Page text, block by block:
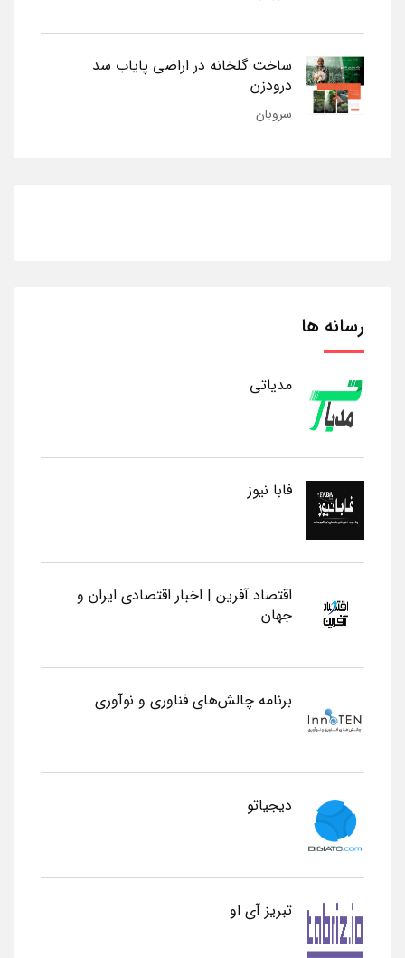
ساخت گلخانه در اراضی پایاب سد
درودزن
سروبان
رسانه ها
مدیاتی
فابا نیوز
اقتصاد آفرین | اخبار اقتصادی ایران و
جهان
برنامه چالش‌های فناوری و نوآوری
دیجیاتو
تبریز آی او